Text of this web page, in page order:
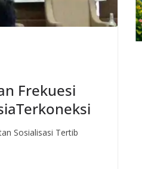
Frekuesi
Sosialisasi Tertib